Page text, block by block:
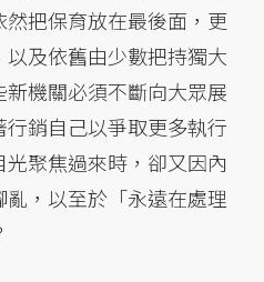
把保育放在最後面，更
及依舊由少數把持獨大
機關必須不斷向大眾展
銷自己以爭取更多執行
聚焦過來時，卻又因內
，以至於「永遠在處理